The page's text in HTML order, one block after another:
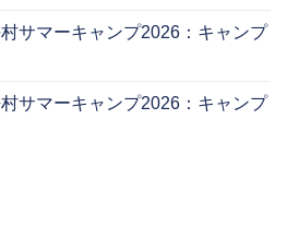
サマーキャンプ2026：キャンプ
サマーキャンプ2026：キャンプ